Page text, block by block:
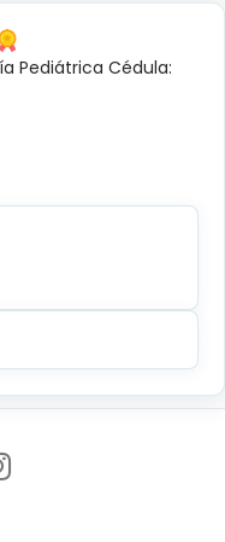
Pediátrica Cédula: